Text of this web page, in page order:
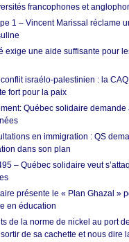
francophones et
1 – Vincent Marissal réclame
exige une aide suffisante pour
israélo-palestinien : la
fort pour la paix
Québec solidaire
en immigration : QS
dans son plan
– Québec solidaire veut
présente le « Plan Ghazal »
en éducation
de la norme de nickel au port
de sa cachette et nous dire